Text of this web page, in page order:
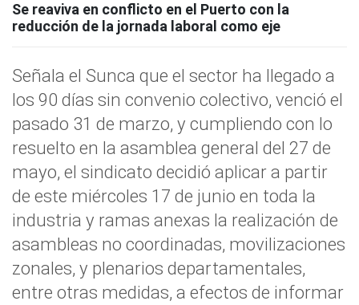
Se reaviva en conflicto en el Puerto con la
reducción de la jornada laboral como eje
Señala el Sunca que el sector ha llegado a
los 90 días sin convenio colectivo, venció el
pasado 31 de marzo, y cumpliendo con lo
resuelto en la asamblea general del 27 de
mayo, el sindicato decidió aplicar a partir
de este miércoles 17 de junio en toda la
industria y ramas anexas la realización de
asambleas no coordinadas, movilizaciones
zonales, y plenarios departamentales,
entre otras medidas, a efectos de informar